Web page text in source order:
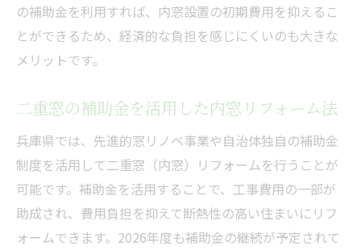
の補助金を利用すれば、内窓設置の初期費用を抑えるこ
とができるため、経済的な負担を感じにくいのも大きな
メリットです。
二重窓の補助金を活用した内窓リフォーム法
兵庫県では、先進的窓リノベ事業や自治体独自の補助金
制度を活用して二重窓（内窓）リフォームを行うことが
可能です。補助金を活用することで、工事費用の一部が
助成され、費用負担を抑えて断熱性の高い住まいにリフ
ォームできます。2026年度も補助金の継続が予定されて